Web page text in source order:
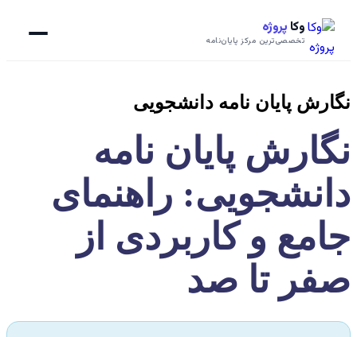
وکا پروژه
تخصصی‌ترین مرکز پایان‌نامه
نگارش پایان نامه دانشجویی
نگارش پایان نامه
دانشجویی: راهنمای
جامع و کاربردی از
صفر تا صد